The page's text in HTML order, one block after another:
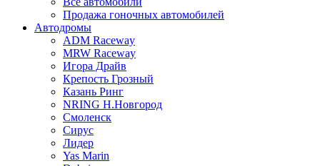
Продажа гоночных автомобилей
Автодромы
ADM Raceway
MRW Raceway
Игора Драйв
Крепость Грозный
Казань Ринг
NRING Н.Новгород
Смоленск
Сирус
Лидер
Yas Marin